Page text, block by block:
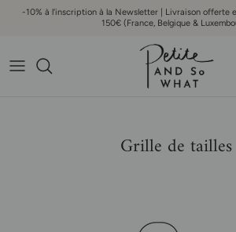
Aller au contenu
-10% à l'inscription à la Newsletter | Livraison offerte
150€ (France, Belgique &
Grille de tailles